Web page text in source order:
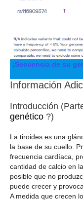
¡Secuencia de su
Información
Introducción
genético ?)
La tiroides es una
la base de su cuello.
frecuencia cardíaca,
cantidad de calcio en
posible que no
puede crecer y
A medida que crecen